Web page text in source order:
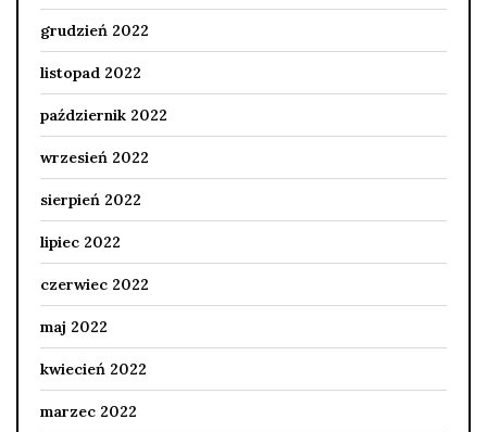
grudzień 2022
listopad 2022
październik 2022
wrzesień 2022
sierpień 2022
lipiec 2022
czerwiec 2022
maj 2022
kwiecień 2022
marzec 2022